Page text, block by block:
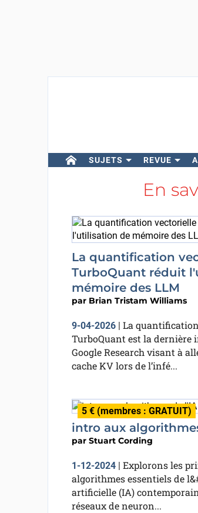
SUJETS REVUE
En
La quantification
TurboQuant réduit
mémoire des LLM
par Brian Tristam Williams
9-04-2026| La
TurboQuant est la dernière
Google Research visant à
cache KV lors de l’infé...
5 € (membres : GRATUIT)
intro aux
par Stuart Cording
1-12-2024| Explorons les
algorithmes essentiels de
artificielle (IA)
réseaux de neuron...